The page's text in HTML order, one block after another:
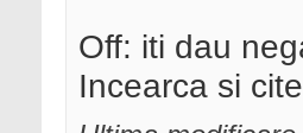
Off: iti dau
Incearca si